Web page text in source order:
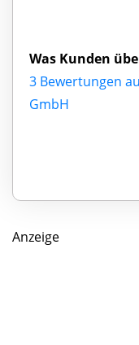
Was Kunden
3 Bewertungen
GmbH
Anzeige